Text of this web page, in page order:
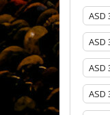
ASD
ASD
ASD
ASD